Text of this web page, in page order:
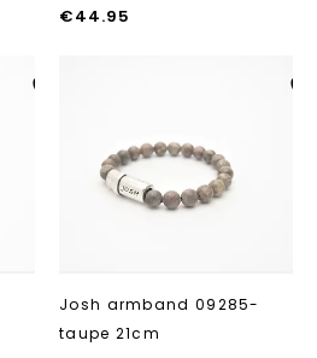
€44.95
Josh armband 09285-
taupe 21cm